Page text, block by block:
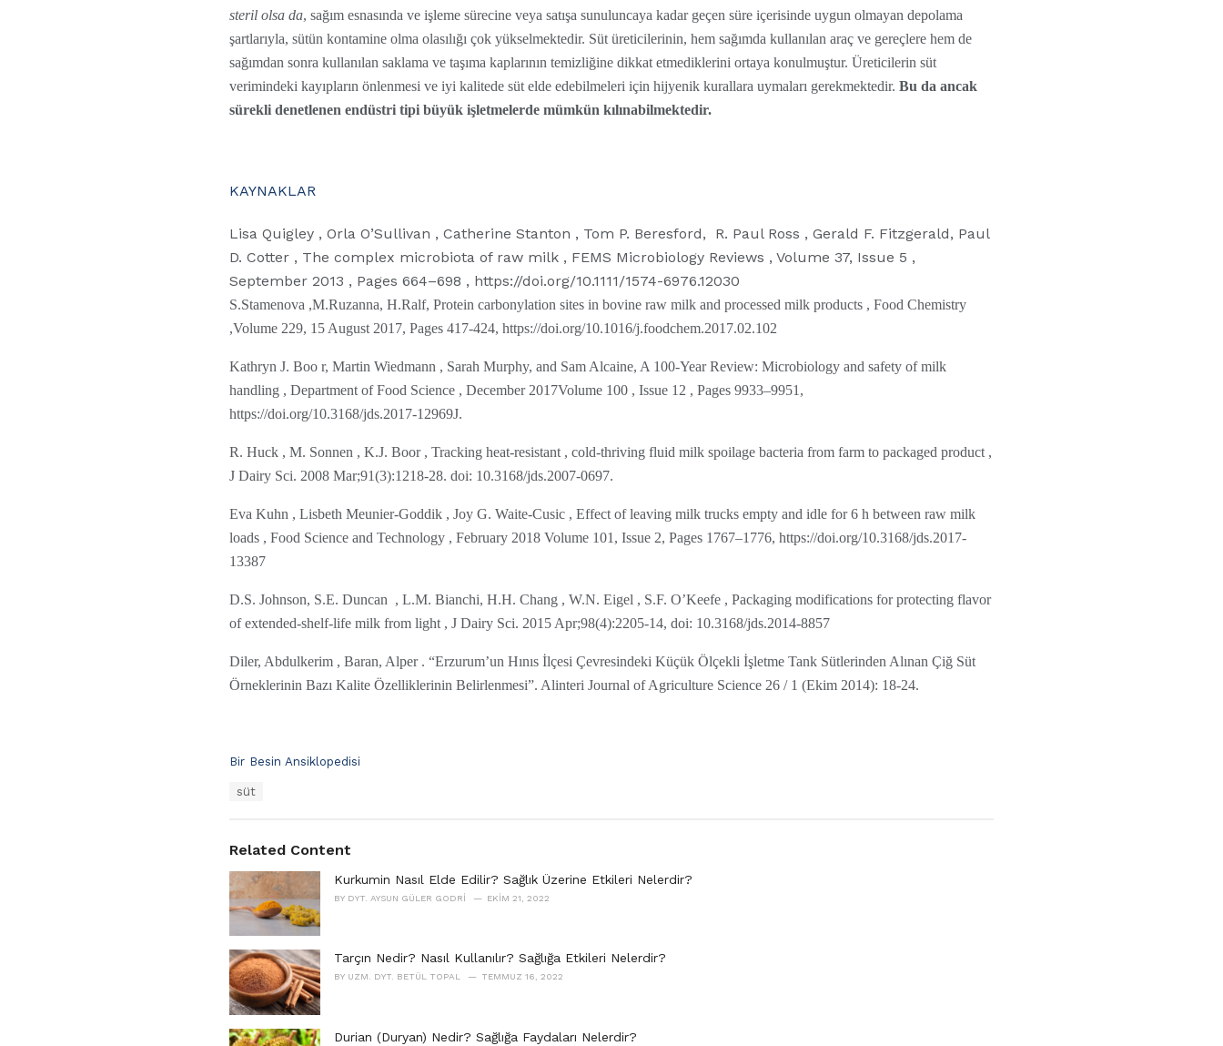
steril olsa da, sağım esnasında ve işleme sürecine veya satışa sunuluncaya kadar geçen süre içerisinde uygun olmayan depolama
şartlarıyla, sütün kontamine olma olasılığı çok yükselmektedir. Süt üreticilerinin, hem sağımda kullanılan araç ve gereçlere hem de
sağımdan sonra kullanılan saklama ve taşıma kaplarının temizliğine dikkat etmediklerini ortaya konulmuştur. Üreticilerin süt
verimindeki kayıpların önlenmesi ve iyi kalitede süt elde edebilmeleri için hijyenik kurallara uymaları gerekmektedir. Bu da ancak
sürekli denetlenen endüstri tipi büyük işletmelerde mümkün kılınabilmektedir.
KAYNAKLAR
Lisa Quigley , Orla O’Sullivan , Catherine Stanton , Tom P. Beresford, R. Paul Ross , Gerald F. Fitzgerald, Paul
D. Cotter , The complex microbiota of raw milk , FEMS Microbiology Reviews , Volume 37, Issue 5 ,
September 2013 , Pages 664–698 , https://doi.org/10.1111/1574-6976.12030
S.Stamenova ,M.Ruzanna, H.Ralf, Protein carbonylation sites in bovine raw milk and processed milk products , Food Chemistry
,Volume 229, 15 August 2017, Pages 417-424, https://doi.org/10.1016/j.foodchem.2017.02.102
Kathryn J. Boo r, Martin Wiedmann , Sarah Murphy, and Sam Alcaine, A 100-Year Review: Microbiology and safety of milk
handling , Department of Food Science , December 2017Volume 100 , Issue 12 , Pages 9933–9951,
https://doi.org/10.3168/jds.2017-12969J.
R. Huck , M. Sonnen , K.J. Boor , Tracking heat-resistant , cold-thriving fluid milk spoilage bacteria from farm to packaged product ,
J Dairy Sci. 2008 Mar;91(3):1218-28. doi: 10.3168/jds.2007-0697.
Eva Kuhn , Lisbeth Meunier-Goddik , Joy G. Waite-Cusic , Effect of leaving milk trucks empty and idle for 6 h between raw milk
loads , Food Science and Technology , February 2018 Volume 101, Issue 2, Pages 1767–1776, https://doi.org/10.3168/jds.2017-
13387
D.S. Johnson, S.E. Duncan , L.M. Bianchi, H.H. Chang , W.N. Eigel , S.F. O’Keefe , Packaging modifications for protecting flavor
of extended-shelf-life milk from light , J Dairy Sci. 2015 Apr;98(4):2205-14, doi: 10.3168/jds.2014-8857
Diler, Abdulkerim , Baran, Alper . “Erzurum’un Hınıs İlçesi Çevresindeki Küçük Ölçekli İşletme Tank Sütlerinden Alınan Çiğ Süt
Örneklerinin Bazı Kalite Özelliklerinin Belirlenmesi”. Alinteri Journal of Agriculture Science 26 / 1 (Ekim 2014): 18-24.
C
o
r
i
e
s
Bir Besin Ansiklopedisi
:
süt
Related Content
Kurkumin Nasıl Elde Edilir? Sağlık Üzerine Etkileri Nelerdir?
BY DYT. AYSUN GÜLER GODRI EKIM 21, 2022
Tarçın Nedir? Nasıl Kullanılır? Sağlığa Etkileri Nelerdir?
BY UZM. DYT. BETÜL TOPAL TEMMUZ 16, 2022
Durian (Duryan) Nedir? Sağlığa Faydaları Nelerdir?